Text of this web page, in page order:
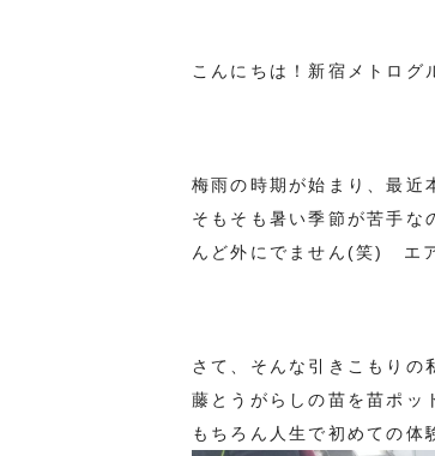
こんにちは！新宿メトログ
梅雨の時期が始まり、最
そもそも暑い季節が苦手な
んど外にでません(笑) エ
さて、そんな引きこもりの
藤とうがらしの苗を苗ポッ
もちろん人生で初めての体